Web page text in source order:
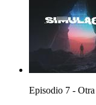
Episodio 7 -